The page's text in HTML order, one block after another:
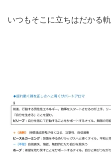
いつもそこに立ちはだかる